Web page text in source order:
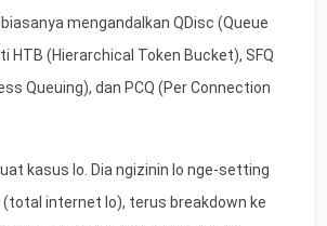
mengandalkan QDisc (Queue
HTB (Hierarchical Token Bucket), SFQ
Queuing), dan PCQ (Per Connection
kasus lo. Dia ngizinin lo nge-setting
internet lo), terus breakdown ke